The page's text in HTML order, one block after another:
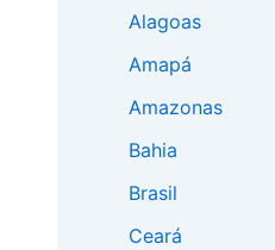
Alagoas
Amapá
Amazonas
Bahia
Brasil
Ceará